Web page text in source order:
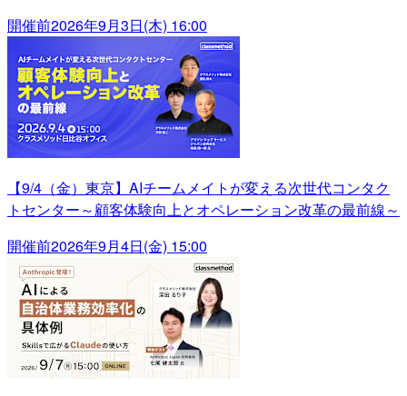
開催前2026年9月3日(木) 16:00
【9/4（金）東京】AIチームメイトが変える次世代コンタク
トセンター～顧客体験向上とオペレーション改革の最前線～
開催前2026年9月4日(金) 15:00